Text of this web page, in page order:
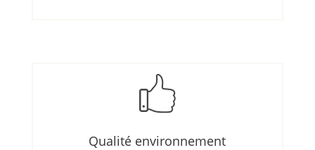
Qualité environnement